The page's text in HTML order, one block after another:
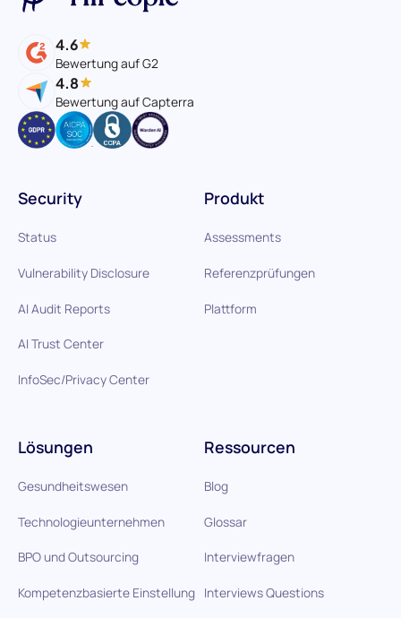
4.6
Bewertung auf G2
4.8
Bewertung auf Capterra
Produkt
Assessments
Referenzprüfungen
Plattform
Lösungen
Gesundheitswesen
Technologieunternehmen
BPO und Outsourcing
Kompetenzbasierte Einstellung
Ressourcen
Blog
Glossar
Interviewfragen
Interviews Questions
Security
Status
Vulnerability Disclosure
AI Audit Reports
AI Trust Center
InfoSec/Privacy Center